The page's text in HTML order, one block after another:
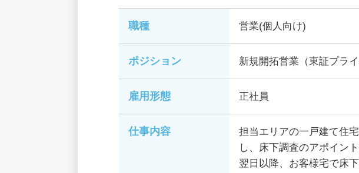
職種 営業(個人向け)
ポジション 新規開拓営業（東証プライ
雇用形態 正社員
仕事内容
担当エリアの一戸建て住
し、床下調査のアポイント
翌日以降、お客様宅で床